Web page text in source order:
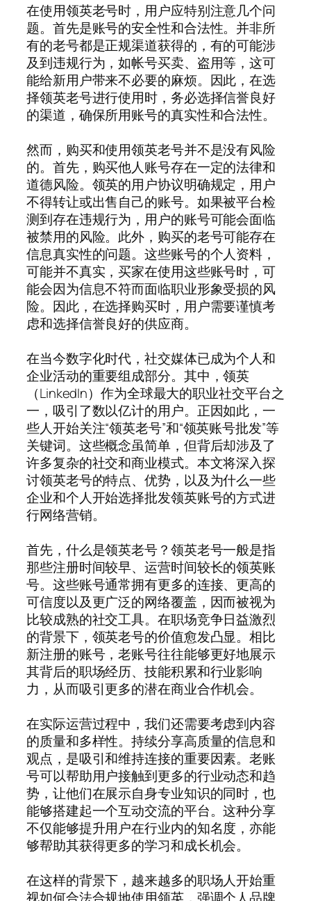
在使用领英老号时，用户应特别注意几个问
题。首先是账号的安全性和合法性。并非所
有的老号都是正规渠道获得的，有的可能涉
及到违规行为，如帐号买卖、盗用等，这可
能给新用户带来不必要的麻烦。因此，在选
择领英老号进行使用时，务必选择信誉良好
的渠道，确保所用账号的真实性和合法性。
然而，购买和使用领英老号并不是没有风险
的。首先，购买他人账号存在一定的法律和
道德风险。领英的用户协议明确规定，用户
不得转让或出售自己的账号。如果被平台检
测到存在违规行为，用户的账号可能会面临
被禁用的风险。此外，购买的老号可能存在
信息真实性的问题。这些账号的个人资料，
可能并不真实，买家在使用这些账号时，可
能会因为信息不符而面临职业形象受损的风
险。因此，在选择购买时，用户需要谨慎考
虑和选择信誉良好的供应商。
在当今数字化时代，社交媒体已成为个人和
企业活动的重要组成部分。其中，领英
（LinkedIn）作为全球最大的职业社交平台之
一，吸引了数以亿计的用户。正因如此，一
些人开始关注“领英老号”和“领英账号批发”等
关键词。这些概念虽简单，但背后却涉及了
许多复杂的社交和商业模式。本文将深入探
讨领英老号的特点、优势，以及为什么一些
企业和个人开始选择批发领英账号的方式进
行网络营销。
首先，什么是领英老号？领英老号一般是指
那些注册时间较早、运营时间较长的领英账
号。这些账号通常拥有更多的连接、更高的
可信度以及更广泛的网络覆盖，因而被视为
比较成熟的社交工具。在职场竞争日益激烈
的背景下，领英老号的价值愈发凸显。相比
新注册的账号，老账号往往能够更好地展示
其背后的职场经历、技能积累和行业影响
力，从而吸引更多的潜在商业合作机会。
在实际运营过程中，我们还需要考虑到内容
的质量和多样性。持续分享高质量的信息和
观点，是吸引和维持连接的重要因素。老账
号可以帮助用户接触到更多的行业动态和趋
势，让他们在展示自身专业知识的同时，也
能够搭建起一个互动交流的平台。这种分享
不仅能够提升用户在行业内的知名度，亦能
够帮助其获得更多的学习和成长机会。
在这样的背景下，越来越多的职场人开始重